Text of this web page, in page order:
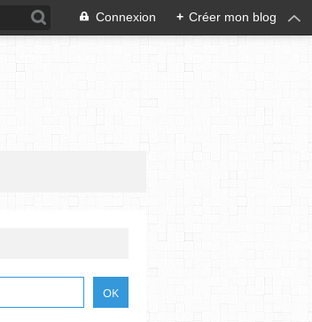
Connexion + Créer mon blog